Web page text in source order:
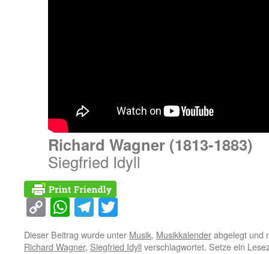
Richard Wagner (1813-1883)
Siegfried Idyll
Copy
Link
WhatsApp
Telegram
Dieser Beitrag wurde unter Musik, Musikkalenderabgelegt und
Richard Wagner, Siegfried Idyll verschlagwortet. Setze ein